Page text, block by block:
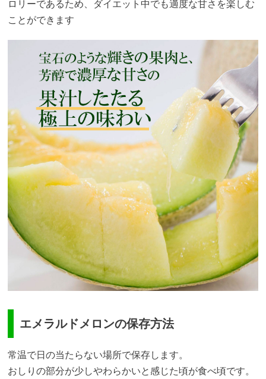
ロリーであるため、ダイエット中でも適度な甘さを楽しむ
ことができます
エメラルドメロンの保存方法
常温で日の当たらない場所で保存します。
おしりの部分が少しやわらかいと感じた頃が食べ頃です。